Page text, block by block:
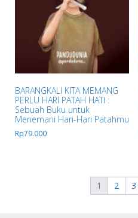
BARANGKALI KITA MEMANG
PERLU HARI PATAH HATI :
Sebuah Buku untuk
Menemani Hari-Hari Patahmu
Rp79.000
1 2 3